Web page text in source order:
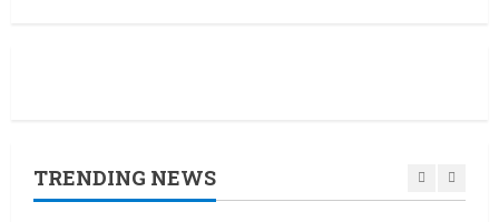
TRENDING NEWS
3 12 February 2026